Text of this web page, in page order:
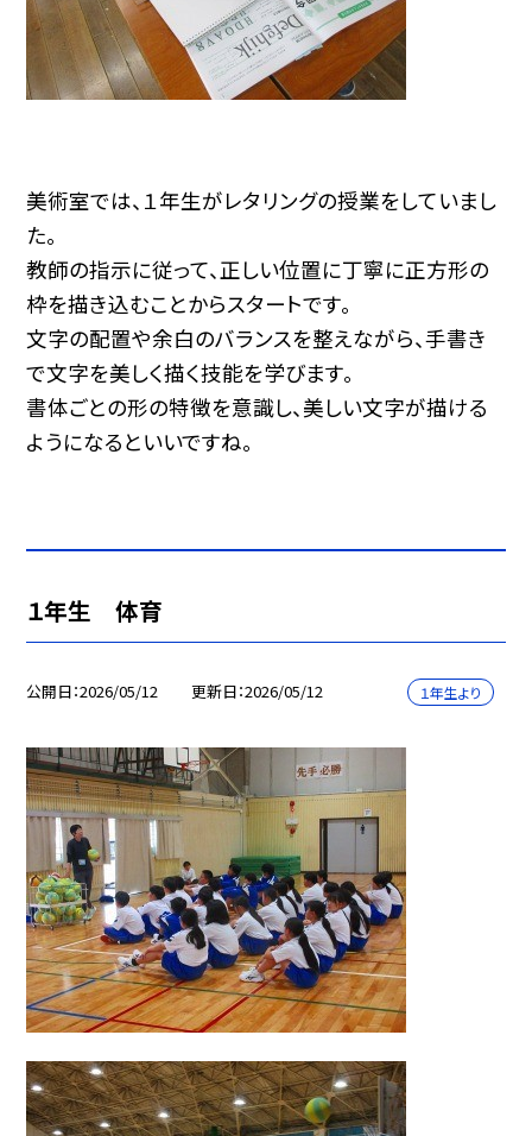
美術室では、１年生がレタリングの授業をしていまし
た。
教師の指示に従って、正しい位置に丁寧に正方形の
枠を描き込むことからスタートです。
文字の配置や余白のバランスを整えながら、手書き
で文字を美しく描く技能を学びます。
書体ごとの形の特徴を意識し、美しい文字が描ける
ようになるといいですね。
１年生 体育
公開日 2026/05/12 更新日 2026/05/12 １年生より